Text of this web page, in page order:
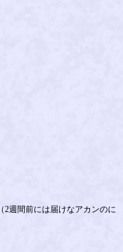
（2週間前には届けなアカンのに